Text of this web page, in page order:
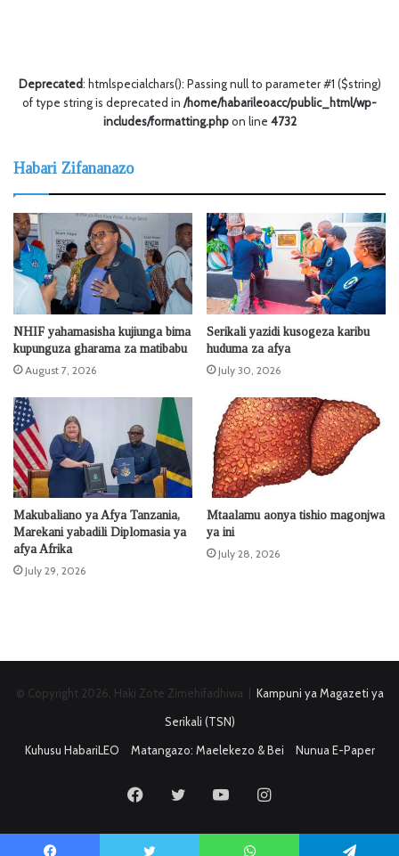
Deprecated: htmlspecialchars(): Passing null to parameter #1 ($string)
of type string is deprecated in /home/habarileoacc/public_html/wp-
includes/formatting.phpon line 4732
Habari Zifananazo
NHIF yahamasisha kujiunga bima
kupunguza gharama za matibabu
August 7, 2026
Serikali yazidi kusogeza karibu
huduma za afya
July 30, 2026
Makubaliano ya Afya Tanzania,
Marekani yabadili Diplomasia ya
afya Afrika
July 29, 2026
Mtaalamu aonya tishio magonjwa
ya ini
July 28, 2026
© Copyright 2026, Haki Zote Zimehifadhiwa | Kampuni ya Magazeti ya
Serikali (TSN)
Kuhusu HabariLEO
Matangazo: Maelekezo & Bei Nunua E-Paper
FacebookTwitter YouTubeInstagram